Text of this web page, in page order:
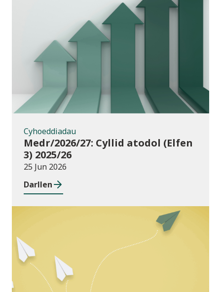
Cyhoeddiadau
Cyhoeddiadau
Medr/2026/27: Cyllid atodol (Elfen
3) 2025/26
25 Jun 2026
Darllen
Cyhoeddiadau